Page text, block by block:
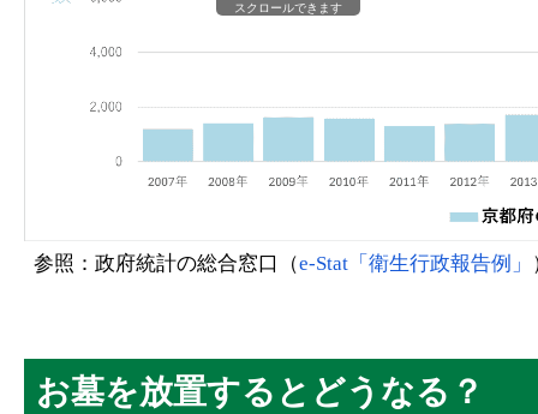
スクロールできます
参照：政府統計の総合窓口（e-Stat「衛生行政報告例」
お墓を放置するとどうなる？